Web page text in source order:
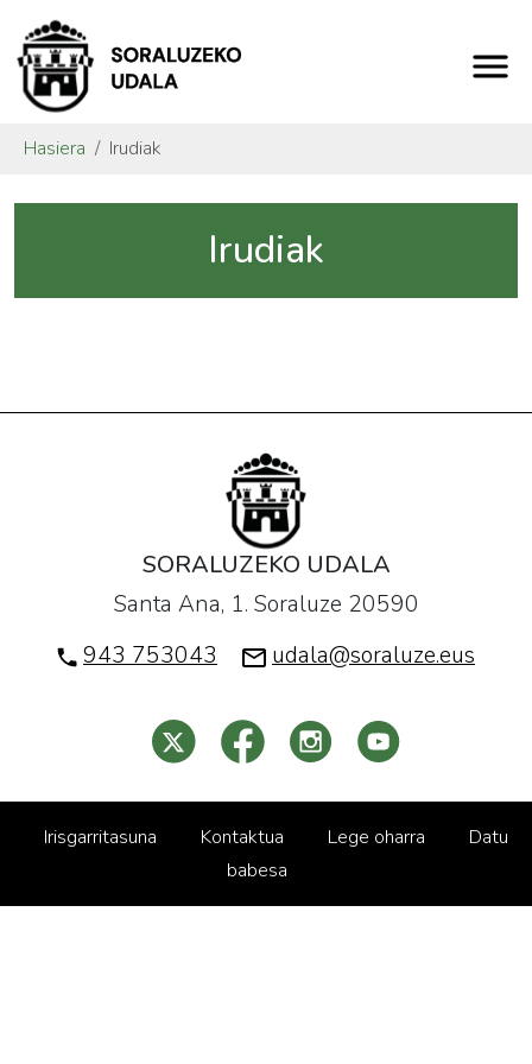
Hasiera Irudiak
Irudiak
SORALUZEKO UDALA
Santa Ana, 1. Soraluze 20590
943 753043
udala@soraluze.eus
Irisgarritasuna Kontaktua Lege oharra
Datu
babesa